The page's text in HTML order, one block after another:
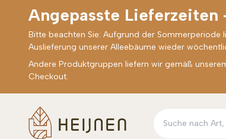
Angepasste Lieferzeiten
Bitte beachten Sie: Aufgrund der Sommerperiode
Auslieferung unserer Alleebäume wieder
Andere Produktgruppen liefern wir gemäß
Checkout.